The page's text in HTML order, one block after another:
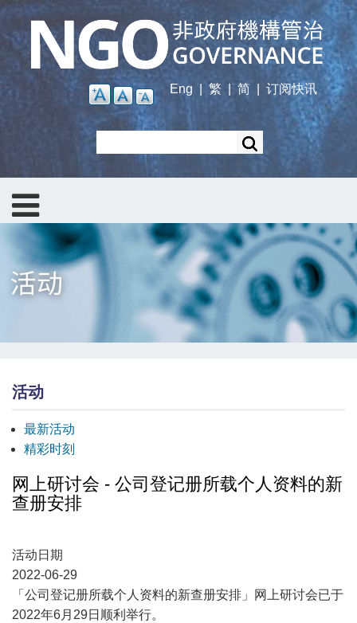
Skip
main
content
Eng
繁 | 简 订阅快讯
活动
最新活动
精彩时刻
网上研讨会 - 公司登记册所载个人资料的新
查册安排
活动日期
2022-06-29
「公司登记册所载个人资料的新查册安排」网上研讨会已于
2022年6月29日顺利举行。